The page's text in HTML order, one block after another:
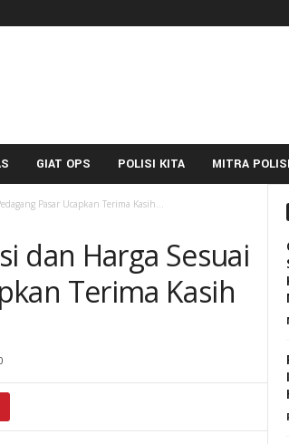
GIAT OPS POLISI KITA MITRA POLISI
Pasar Ucapkan Terima Kasih...
dan Harga Sesuai
Terima Kasih